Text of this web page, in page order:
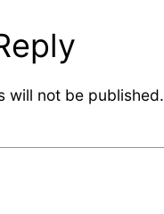
will not be published.